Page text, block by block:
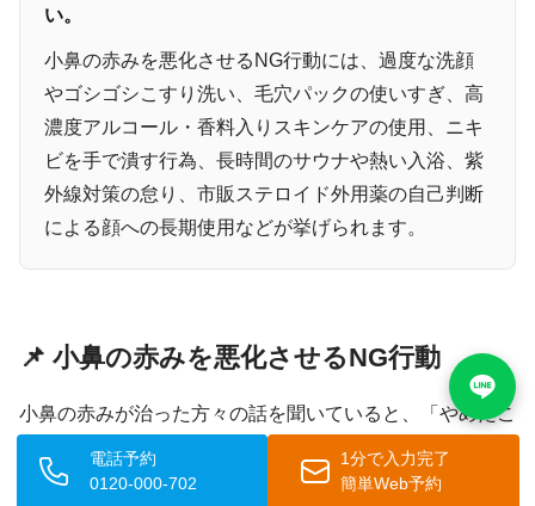
い。
小鼻の赤みを悪化させるNG行動には、過度な洗顔
やゴシゴシこすり洗い、毛穴パックの使いすぎ、高
濃度アルコール・香料入りスキンケアの使用、ニキ
ビを手で潰す行為、長時間のサウナや熱い入浴、紫
外線対策の怠り、市販ステロイド外用薬の自己判断
による顔への長期使用などが挙げられます。
📌 小鼻の赤みを悪化させるNG行動
小鼻の赤みが治った方々の話を聞いていると、「やめたこ
とで改善した」という声も非常に多いです。良かれと思っ
ていたケアや習慣が、実は赤みを悪化させていたというケ
電話予約
0120-000-702
1分で入力完了
簡単Web予約